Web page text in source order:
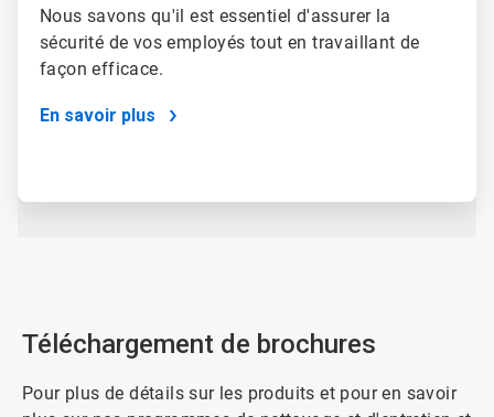
Nous savons qu'il est essentiel d'assurer la
sécurité de vos employés tout en travaillant de
façon efficace.
En savoir plus
Téléchargement de brochures
Pour plus de détails sur les produits et pour en savoir